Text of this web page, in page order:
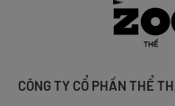
CÔNG TY CỔ PHẦN THỂ